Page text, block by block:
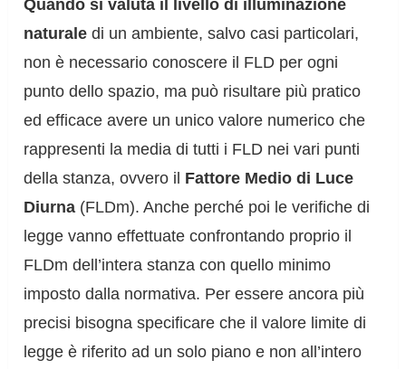
Quando si valuta il livello di illuminazione
naturale di un ambiente, salvo casi particolari,
non è necessario conoscere il FLD per ogni
punto dello spazio, ma può risultare più pratico
ed efficace avere un unico valore numerico che
rappresenti la media di tutti i FLD nei vari punti
della stanza, ovvero il Fattore Medio di Luce
Diurna (FLDm). Anche perché poi le verifiche di
legge vanno effettuate confrontando proprio il
FLDm dell’intera stanza con quello minimo
imposto dalla normativa. Per essere ancora più
precisi bisogna specificare che il valore limite di
legge è riferito ad un solo piano e non all’intero